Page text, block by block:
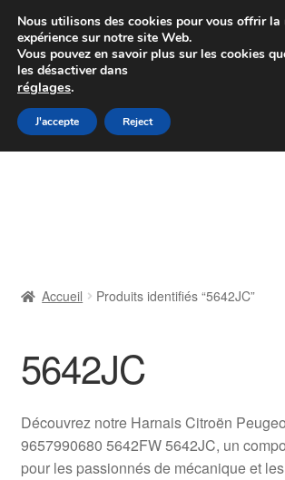
Colissimo livraison à partir
Du lundi au vendredi de 9
Aller
à
Aller
au
Livraison
Livraison internationale
Mon compte
Accueil Produits identifiés “5642JC”
5642JC
Découvrez notre Harnais Citroën
9657990680 5642FW 5642JC, un
pour les passionnés de mécanique et
Nous utilisons des cookies pour vous offrir la
expérience sur notre site Web.
Vous pouvez en savoir plus sur les cookies
les désactiver dans
réglages.
J'accepte Reject